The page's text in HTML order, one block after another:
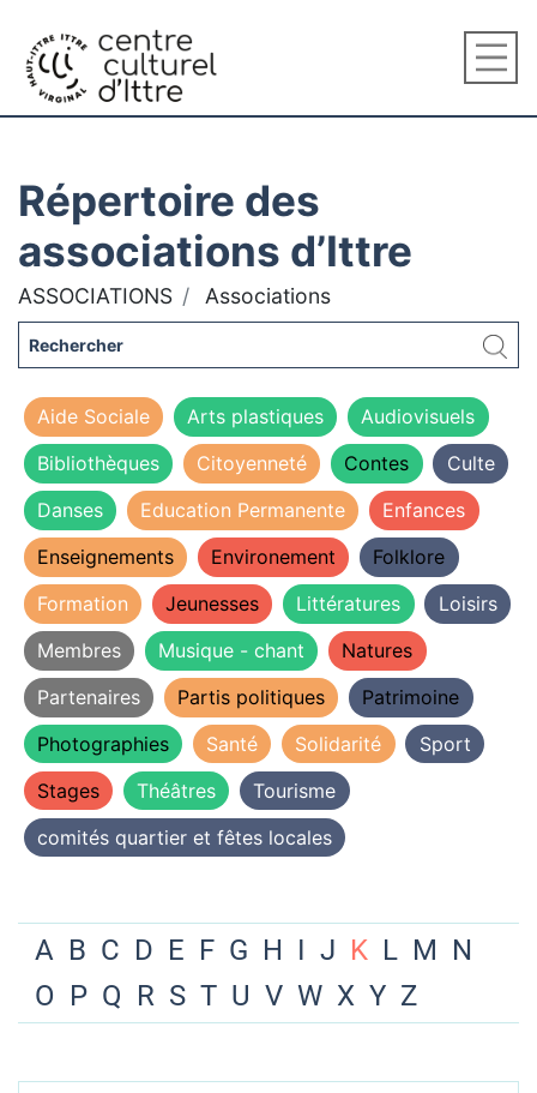
Répertoire des
associations d’Ittre
ASSOCIATIONS Associations
Aide Sociale Arts plastiques
Audiovisuels
Bibliothèques
Citoyenneté Contes
Culte
Danses
Education Permanente
Enfances
Enseignements
Environement
Folklore
Formation
Jeunesses Littératures
Loisirs
Membres
Musique - chant
Natures
Partenaires
Partis politiques
Patrimoine
Photographies
Santé Solidarité
Sport
Stages
Théâtres
Tourisme
comités quartier et fêtes locales
A B C D E F G H I J K L M N
O P Q R S T U V W X Y Z